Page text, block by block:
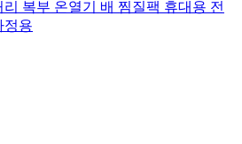
복부 온열기 배 찜질팩 휴대용 전
정용